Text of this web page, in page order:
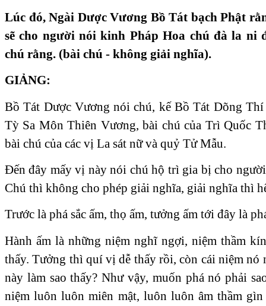
Lúc đó, Ngài Dược Vương Bồ Tát bạch Phật
sẽ cho người nói kinh Pháp Hoa chú đà la ni
chú rằng. (bài chú - không giải nghĩa).
GIẢNG:
Bồ Tát Dược Vương nói chú, kế Bồ Tát Dõng
Tỳ Sa Môn Thiên Vương, bài chú của Trì Quốc
bài chú của các vị La sát nữ và quỷ Tử Mẫu.
Đến đây mấy vị này nói chú hộ trì gia bị cho
Chú thì không cho phép giải nghĩa, giải nghĩa thì
Trước là phá sắc ấm, thọ ấm, tưởng ấm tới đây là
Hành ấm là những niệm nghĩ ngợi, niệm thầm
thấy. Tưởng thì quí vị dễ thấy rồi, còn cái niệm nó
này làm sao thấy? Như vậy, muốn phá nó phải
niệm luôn luôn miên mật, luôn luôn âm thầm